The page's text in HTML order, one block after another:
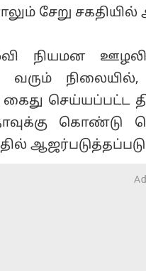
சேறு சகதியில்
நியமன
வரும்
கைது செய்யப்பட்ட
கொண்டு